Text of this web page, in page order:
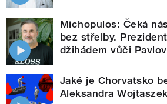
Michopulos: Čeká
bez střelby.
džihádem vůči
Jaké je Chorvatsko
Aleksandra